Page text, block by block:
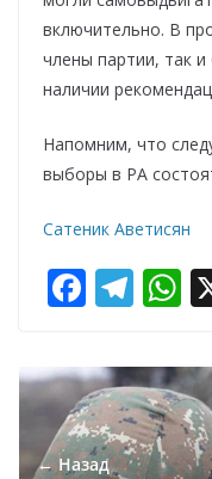
включительно. В
члены партии, так
наличии
Напомним, что
выборы в РА
Сатеник Аветисян
F
e
b
o
T
e
gr
a
s
A
← Назад